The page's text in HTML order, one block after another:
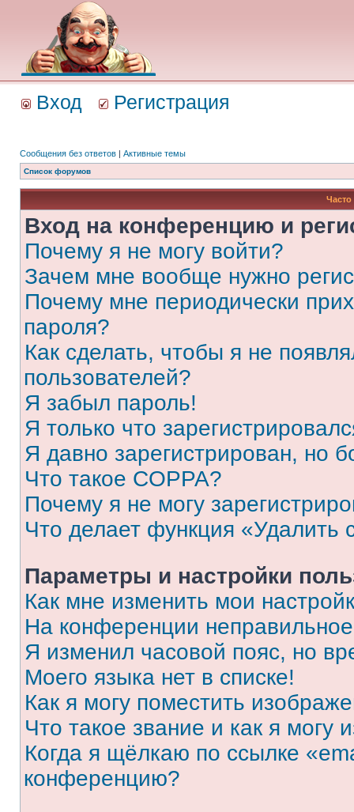
Вход Регистрация
Сообщения без ответов | Активные темы
Список форумов
Вход на конференцию и
Почему я не могу войти?
Зачем мне вообще нужно
Почему мне периодически
пароля?
Как сделать, чтобы я не
пользователей?
Я забыл пароль!
Я только что
Я давно зарегистрирован, но
Что такое COPPA?
Почему я не могу
Что делает функция «Удалить
Параметры и настройки
Как мне изменить мои
На конференции
Я изменил часовой пояс, но
Моего языка нет в списке!
Как я могу поместить
Что такое звание и как я могу
Когда я щёлкаю по ссылке
конференцию?